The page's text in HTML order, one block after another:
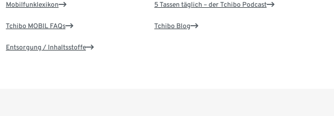
Mobilfunklexikon
Tchibo MOBIL FAQs
Entsorgung / Inhaltsstoffe
5 Tassen täglich – der Tchibo Podcast
Tchibo Blog